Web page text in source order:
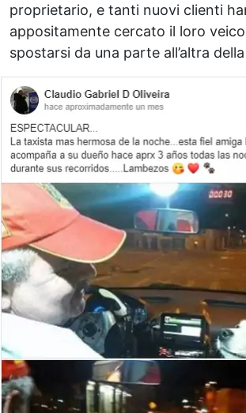
proprietario, e tanti nuovi clienti
appositamente cercato il loro
spostarsi da una parte all’altra